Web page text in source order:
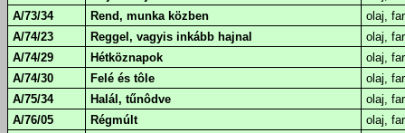
A/73/34
Rend, munka közben
olaj,
A/74/23
Reggel, vagyis inkább hajnal
olaj,
A/74/29
Hétköznapok
olaj,
A/74/30
Felé és tôle
olaj,
A/75/34
Halál, tűnôdve
olaj,
A/76/05
Régmúlt
olaj,